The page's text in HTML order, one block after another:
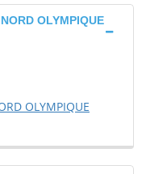
OLYMPIQUE
OLYMPIQUE